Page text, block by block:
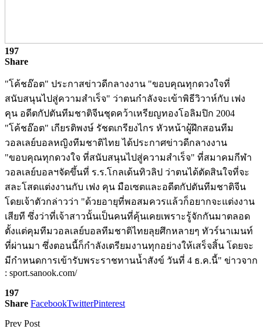
197
Share
"โค้ชอ๊อต" ประกาสข่าวดีกลางงาน "ขอบคุณทุกดวงใจที่
สนับสนุนไปสู่ความสำเร็จ" ว่าตนกำลังจะเข้าพิธีวิวาห์กับ เฟง
คุน อดีตกัปตันทีมชาติจีนชุดคว้าเหรียญทองโอลิมปิก 2004
"โค้ชอ๊อต" เกียรติพงษ์ รัชตเกรียงไกร หัวหน้าผู้ฝึกสอนทีม
วอลเลย์บอลหญิงทีมชาติไทย ได้ประกาศข่าวดีกลางงาน
"ขอบคุณทุกดวงใจ ที่สนับสนุนไปสู่ความสำเร็จ" ที่สมาคมกีฬา
วอลเลย์บอลฯจัดขึ้นที่ ร.ร.โกลเด้นทิวลิป ว่าตนได้ตัดสินใจที่จะ
สละโสดแต่งงานกับ เฟง คุน มือเซตและอดีตกัปตันทีมชาติจีน
โดยเจ้าตัวกล่าวว่า "ด้วยอายุที่พอสมควรแล้วก็อยากจะแต่งงาน
เสียที ซึ่งว่าที่เจ้าสาวนั้นเป็นคนที่คุ้นเคยเพราะรู้จักกันมาตลอด
ตั้งแต่คุมทีมวอลเลย์บอลทีมชาติไทยลุยศึกหลายๆ ทัวร์นาเมนท์
ที่ผ่านมา ซึ่งตอนนี้ก็กำลังเตรียมงานทุกอย่างให้เสร็จสิ้น โดยจะ
มีกำหนดการเข้ารับพระราชทานน้ำสังข์ วันที่ 4 ธ.ค.นี้" ข่าวจาก
: sport.sanook.com/
197
Share FacebookTwitterPinterest
Prev Post